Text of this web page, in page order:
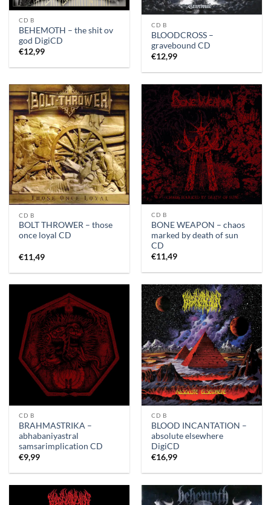
CD B
BEHEMOTH – the shit ov
god DigiCD
€12,99
CD B
BLOODCROSS –
gravebound CD
€12,99
CD B
BOLT THROWER – those
once loyal CD
€11,49
CD B
BONE WEAPON – chaos
marked by death of sun
CD
€11,49
CD B
BRAHMASTRIKA –
abhabaniyastral
samsarimplication CD
€9,99
CD B
BLOOD INCANTATION –
absolute elsewhere
DigiCD
€16,99